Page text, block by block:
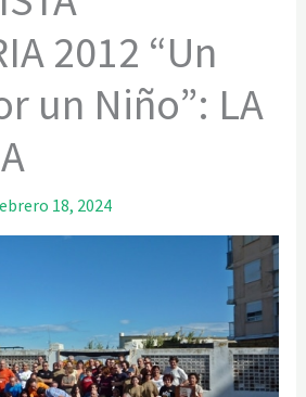
2012 “Un
un Niño”: LA
18, 2024